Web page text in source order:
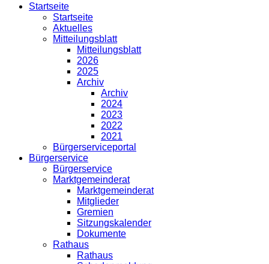
Startseite
Startseite
Aktuelles
Mitteilungsblatt
Mitteilungsblatt
2026
2025
Archiv
Archiv
2024
2023
2022
2021
Bürgerserviceportal
Bürgerservice
Bürgerservice
Marktgemeinderat
Marktgemeinderat
Mitglieder
Gremien
Sitzungskalender
Dokumente
Rathaus
Rathaus